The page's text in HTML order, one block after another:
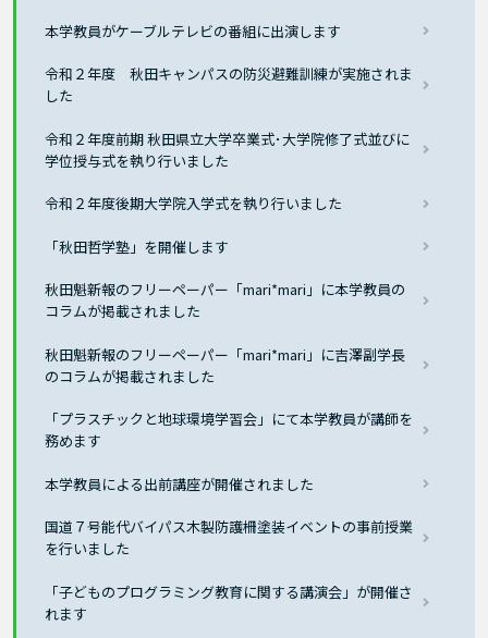
本学教員がケーブルテレビの番組に出演します
令和２年度 秋田キャンパスの防災避難訓練が実施されま
した
令和２年度前期 秋田県立大学卒業式･大学院修了式並びに
学位授与式を執り行いました
令和２年度後期大学院入学式を執り行いました
「秋田哲学塾」を開催します
秋田魁新報のフリーペーパー「mari*mari」に本学教員の
コラムが掲載されました
秋田魁新報のフリーペーパー「mari*mari」に吉澤副学長
のコラムが掲載されました
「プラスチックと地球環境学習会」にて本学教員が講師を
務めます
本学教員による出前講座が開催されました
国道７号能代バイパス木製防護柵塗装イベントの事前授業
を行いました
「子どものプログラミング教育に関する講演会」が開催さ
れます